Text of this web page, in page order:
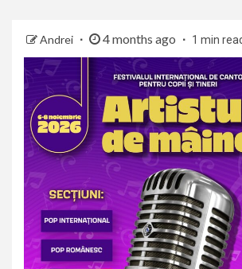
Andrei 4 months ago 1 min